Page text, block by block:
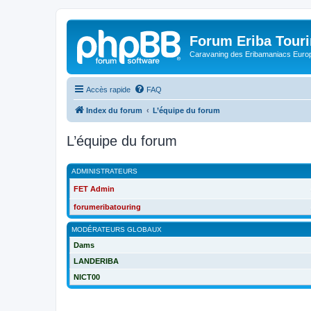
Forum Eriba
Caravaning des Eribamaniacs
Accès rapide FAQ
Index du forum L’équipe du forum
L’équipe du forum
ADMINISTRATEURS
FET Admin
forumeribatouring
MODÉRATEURS GLOBAUX
Dams
LANDERIBA
NICT00